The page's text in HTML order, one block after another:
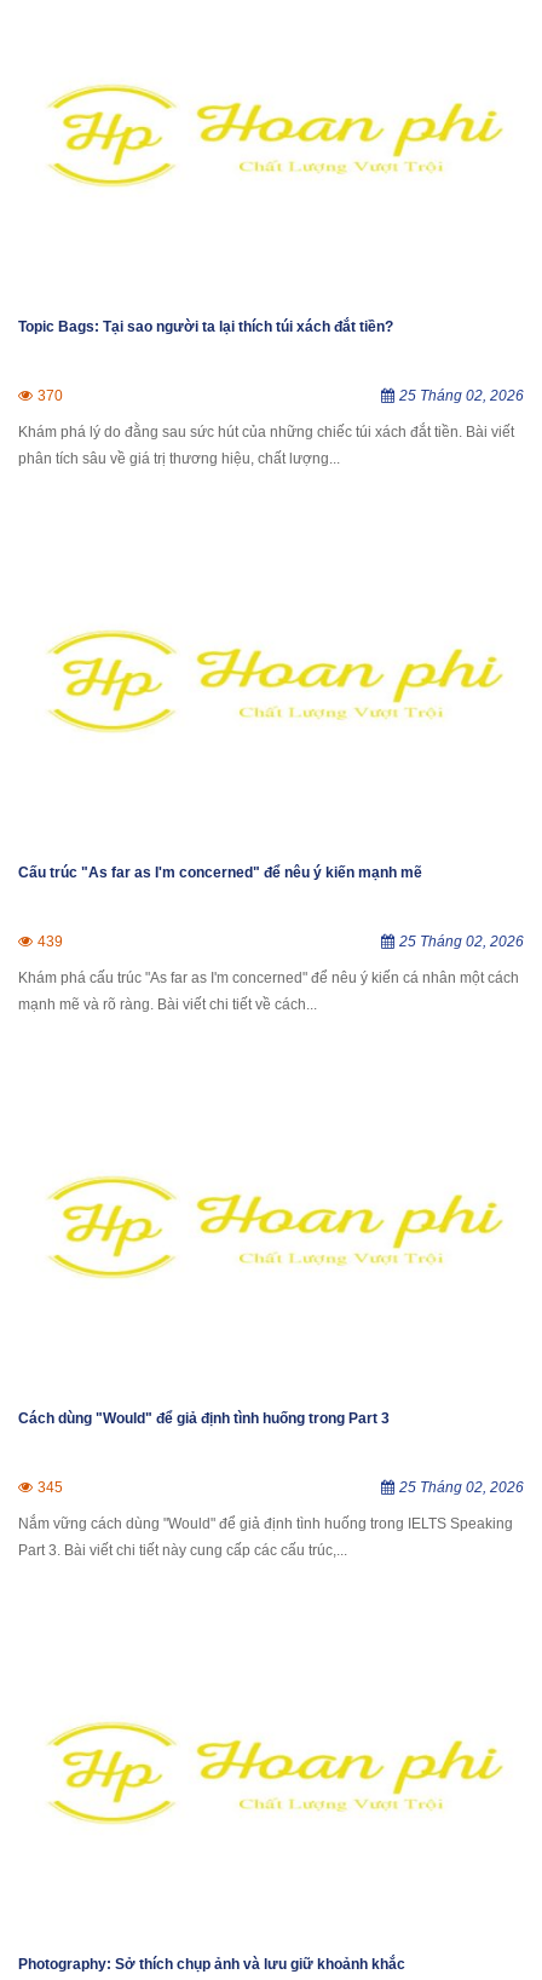
Topic Bags: Tại sao người ta lại thích túi xách đắt tiền?
370 25 Tháng 02, 2026
Khám phá lý do đằng sau sức hút của những chiếc túi xách đắt tiền. Bài viết
phân tích sâu về giá trị thương hiệu, chất lượng...
Cấu trúc "As far as I'm concerned" để nêu ý kiến mạnh mẽ
439 25 Tháng 02, 2026
Khám phá cấu trúc "As far as I'm concerned" để nêu ý kiến cá nhân một cách
mạnh mẽ và rõ ràng. Bài viết chi tiết về cách...
Cách dùng "Would" để giả định tình huống trong Part 3
345 25 Tháng 02, 2026
Nắm vững cách dùng "Would" để giả định tình huống trong IELTS Speaking
Part 3. Bài viết chi tiết này cung cấp các cấu trúc,...
Photography: Sở thích chụp ảnh và lưu giữ khoảnh khắc